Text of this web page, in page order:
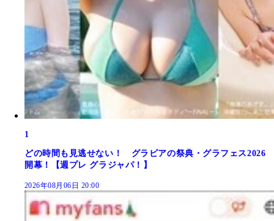
1
どの時間も見逃せない！ グラビアの祭典・グラフェス2026
開幕！【週プレ グラジャパ！】
2026年08月06日 20:00